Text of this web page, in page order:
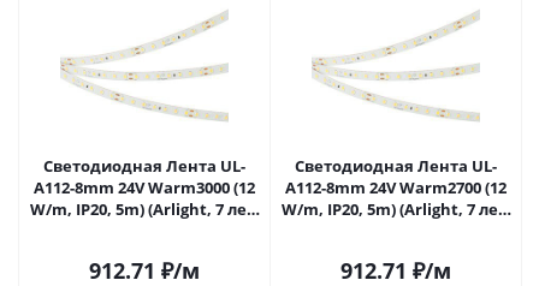
Светодиодная Лента UL-
A112-8mm 24V Warm3000 (12
W/m, IP20, 5m) (Arlight, 7 лет)
912.71 ₽/м
Светодиодная Лента UL-
A112-8mm 24V Warm2700 (12
W/m, IP20, 5m) (Arlight, 7 лет)
912.71 ₽/м